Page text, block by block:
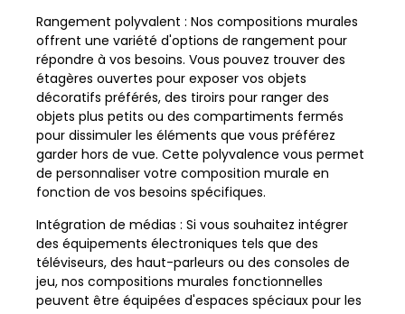
Rangement polyvalent : Nos compositions murales
offrent une variété d'options de rangement pour
répondre à vos besoins. Vous pouvez trouver des
étagères ouvertes pour exposer vos objets
décoratifs préférés, des tiroirs pour ranger des
objets plus petits ou des compartiments fermés
pour dissimuler les éléments que vous préférez
garder hors de vue. Cette polyvalence vous permet
de personnaliser votre composition murale en
fonction de vos besoins spécifiques.
Intégration de médias : Si vous souhaitez intégrer
des équipements électroniques tels que des
téléviseurs, des haut-parleurs ou des consoles de
jeu, nos compositions murales fonctionnelles
peuvent être équipées d'espaces spéciaux pour les